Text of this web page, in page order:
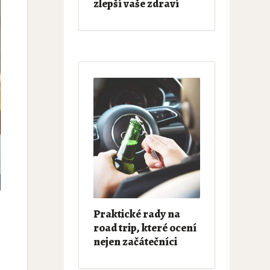
zlepší vaše zdraví
Praktické rady na
road trip, které ocení
nejen začátečníci